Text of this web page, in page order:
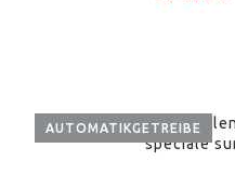
AUTOMATIKGETREIBE